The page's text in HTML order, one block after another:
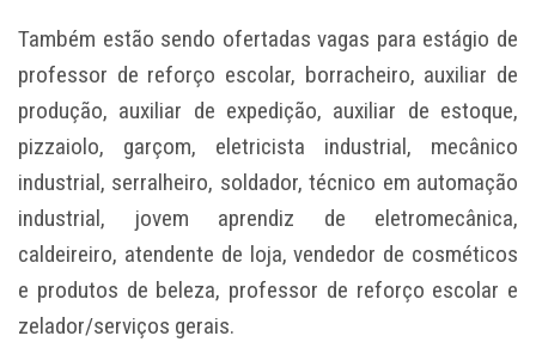
Também estão sendo ofertadas vagas para estágio de
professor de reforço escolar, borracheiro, auxiliar de
produção, auxiliar de expedição, auxiliar de estoque,
pizzaiolo, garçom, eletricista industrial, mecânico
industrial, serralheiro, soldador, técnico em automação
industrial, jovem aprendiz de eletromecânica,
caldeireiro, atendente de loja, vendedor de cosméticos
e produtos de beleza, professor de reforço escolar e
zelador/serviços gerais.